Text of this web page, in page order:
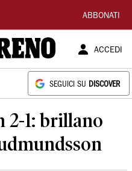
ABBONATI
ACCEDI
SEGUICI SU DISCOVER
1: brillano